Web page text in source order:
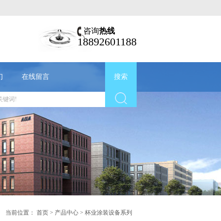
咨询热线
18892601188
在线留言 搜索
当前位置： 首页 > 产品中心 > 杯业涂装设备系列